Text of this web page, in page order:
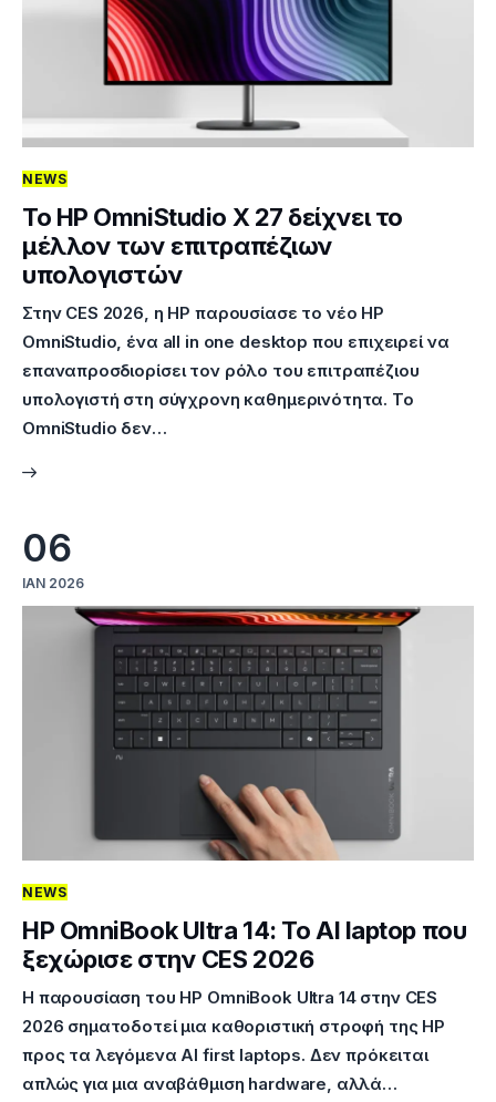
NEWS
Το HP OmniStudio X 27 δείχνει το
μέλλον των επιτραπέζιων
υπολογιστών
Στην CES 2026, η HP παρουσίασε το νέο HP
OmniStudio, ένα all in one desktop που επιχειρεί να
επαναπροσδιορίσει τον ρόλο του επιτραπέζιου
υπολογιστή στη σύγχρονη καθημερινότητα. Το
OmniStudio δεν…
06
ΙΑΝ 2026
NEWS
HP OmniBook Ultra 14: Το AI laptop που
ξεχώρισε στην CES 2026
Η παρουσίαση του HP OmniBook Ultra 14 στην CES
2026 σηματοδοτεί μια καθοριστική στροφή της HP
προς τα λεγόμενα AI first laptops. Δεν πρόκειται
απλώς για μια αναβάθμιση hardware, αλλά…